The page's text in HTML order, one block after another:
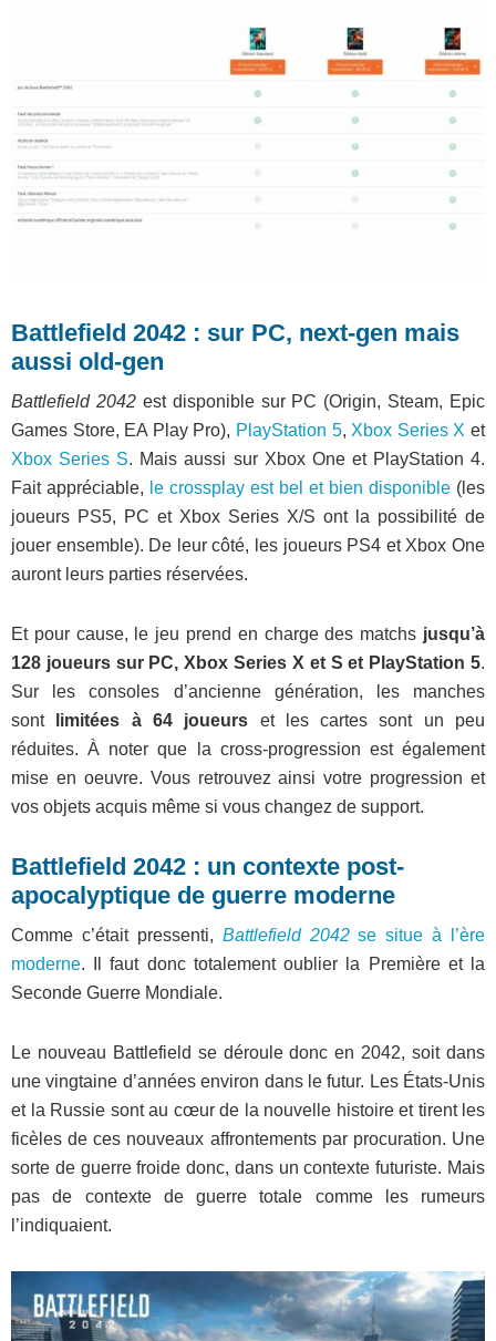
Battlefield 2042 : sur PC, next-gen mais
aussi old-gen
Battlefield 2042est disponible sur PC (Origin, Steam, Epic
Games Store, EA Play Pro), PlayStation 5, Xbox Series X et
Xbox Series S. Mais aussi sur Xbox One et PlayStation 4.
Fait appréciable, le crossplay est bel et bien disponible (les
joueurs PS5, PC et Xbox Series X/S ont la possibilité de
jouer ensemble). De leur côté, les joueurs PS4 et Xbox One
auront leurs parties réservées.
Et pour cause, le jeu prend en charge des matchs jusqu’à
128 joueurs sur PC, Xbox Series X et S et PlayStation 5.
Sur les consoles d’ancienne génération, les manches
sont
limitées à 64 joueurs et les cartes sont un peu
réduites. À noter que la cross-progression est également
mise en oeuvre. Vous retrouvez ainsi votre progression et
vos objets acquis même si vous changez de support.
Battlefield 2042 : un contexte post-
apocalyptique de guerre moderne
Comme c’était pressenti, Battlefield 2042se situe à l’ère
moderne. Il faut donc totalement oublier la Première et la
Seconde Guerre Mondiale.
Le nouveau Battlefield se déroule donc en 2042, soit dans
une vingtaine d’années environ dans le futur. Les États-Unis
et la Russie sont au cœur de la nouvelle histoire et tirent les
ficèles de ces nouveaux affrontements par procuration. Une
sorte de guerre froide donc, dans un contexte futuriste. Mais
pas de contexte de guerre totale comme les rumeurs
l’indiquaient.